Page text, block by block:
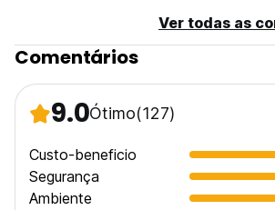
estadia mínima de 3 noites. A luz do
23:00 (utilizar a luz de pino no beliche).
from original language)
Ver todas as
Comentários
9.0Ótimo(127)
Custo-beneficio
Segurança
Ambiente